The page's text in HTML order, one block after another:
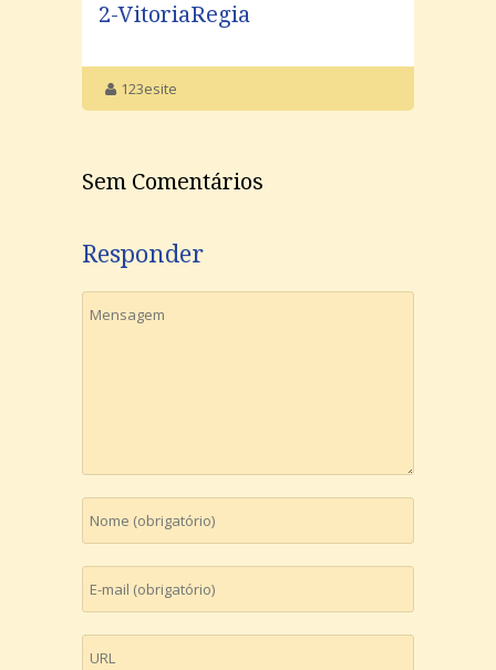
2-VitoriaRegia
123esite
Sem Comentários
Responder